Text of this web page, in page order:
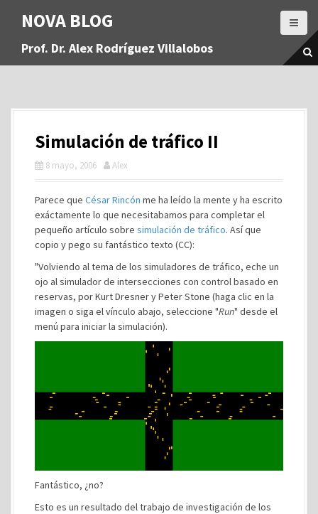
a
NOVA BLOG
Prof. Dr. Alex Rodríguez Villalobos
Simulación de tráfico II
8 mayo, 2006 Alex
Parece que César Rincón me ha leído la mente y ha escrito
exáctamente lo que necesitabamos para completar el
pequeño artículo sobre simulación de tráfico. Así que
copio y pego su fantástico texto (CC):
"Volviendo al tema de los simuladores de tráfico, eche un
ojo al simulador de intersecciones con control basado en
reservas, por Kurt Dresner y Peter Stone (haga clic en la
imagen o siga el vínculo abajo, seleccione "Run" desde el
menú para iniciar la simulación).
Fantástico, ¿no?
Esto es un resultado del trabajo de investigación de los